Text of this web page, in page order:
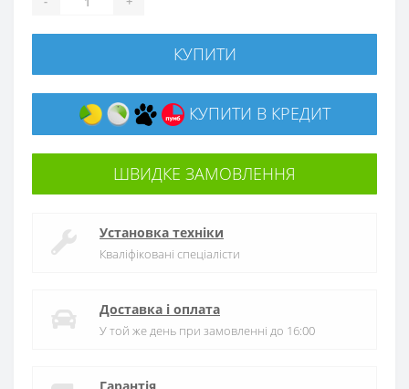
КУПИТИ
КУПИТИ В КРЕДИТ
ШВИДКЕ ЗАМОВЛЕННЯ
Установка техніки
Кваліфіковані спеціалісти
Доставка і оплата
У той же день при замовленні до 16:00